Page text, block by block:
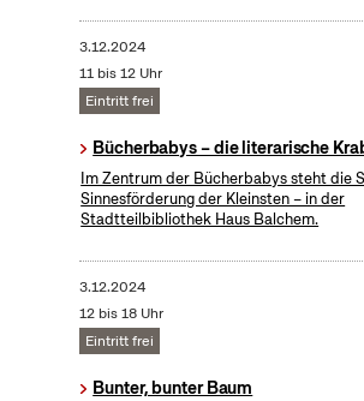
3.12.2024
11 bis 12 Uhr
Eintritt frei
Bücherbabys – die literarische
Im Zentrum der Bücherbabys steht die
Sinnesförderung der Kleinsten – in der
Stadtteilbibliothek Haus Balchem.
3.12.2024
12 bis 18 Uhr
Eintritt frei
Bunter, bunter Baum